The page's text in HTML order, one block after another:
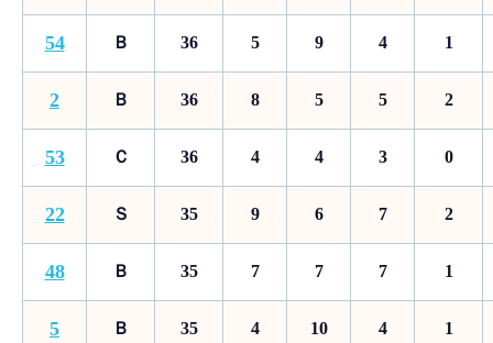
54 Ｂ 36 5 9 4 1
2 Ｂ 36 8 5 5 2
53 Ｃ 36 4 4 3 0
22 Ｓ 35 9 6 7 2
48 Ｂ 35 7 7 7 1
5 Ｂ 35 4 10 4 1